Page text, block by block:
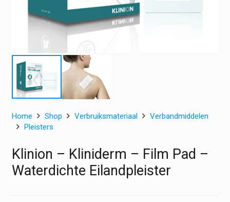
Home Shop Verbruiksmateriaal
Verbandmiddelen
Pleisters
Klinion – Kliniderm – Film Pad –
Waterdichte Eilandpleister